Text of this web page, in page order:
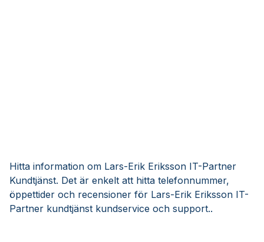
Hitta information om Lars-Erik Eriksson IT-Partner
Kundtjänst. Det är enkelt att hitta telefonnummer,
öppettider och recensioner för Lars-Erik Eriksson IT-
Partner kundtjänst kundservice och support..